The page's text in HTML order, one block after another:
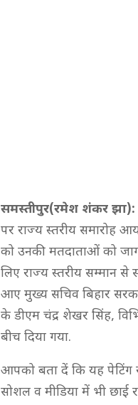
समस्तीपुर(रमेश शंकर झा):
पर राज्य स्तरीय समारोह
को उनकी मतदाताओं को
लिए राज्य स्तरीय सम्मान
आए मुख्य सचिव बिहार
के डीएम चंद्र शेखर सिंह,
बीच दिया गया.
आपको बता दें कि यह पेटिंग
सोशल व मीडिया में भी छाई